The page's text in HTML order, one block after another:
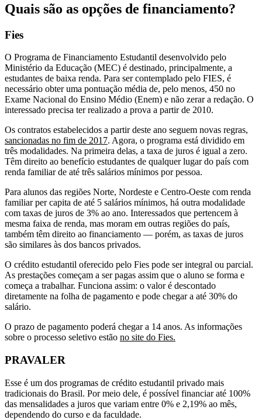
Quais são as opções de financiamento?
Fies
O Programa de Financiamento Estudantil desenvolvido pelo
Ministério da Educação (MEC) é destinado, principalmente, a
estudantes de baixa renda. Para ser contemplado pelo FIES, é
necessário obter uma pontuação média de, pelo menos, 450 no
Exame Nacional do Ensino Médio (Enem) e não zerar a redação. O
interessado precisa ter realizado a prova a partir de 2010.
Os contratos estabelecidos a partir deste ano seguem novas regras,
sancionadas no fim de 2017. Agora, o programa está dividido em
três modalidades. Na primeira delas, a taxa de juros é igual a zero.
Têm direito ao benefício estudantes de qualquer lugar do país com
renda familiar de até três salários mínimos por pessoa.
Para alunos das regiões Norte, Nordeste e Centro-Oeste com renda
familiar per capita de até 5 salários mínimos, há outra modalidade
com taxas de juros de 3% ao ano. Interessados que pertencem à
mesma faixa de renda, mas moram em outras regiões do país,
também têm direito ao financiamento — porém, as taxas de juros
são similares às dos bancos privados.
O crédito estudantil oferecido pelo Fies pode ser integral ou parcial.
As prestações começam a ser pagas assim que o aluno se forma e
começa a trabalhar. Funciona assim: o valor é descontado
diretamente na folha de pagamento e pode chegar a até 30% do
salário.
O prazo de pagamento poderá chegar a 14 anos. As informações
sobre o processo seletivo estão no site do Fies.
PRAVALER
Esse é um dos programas de crédito estudantil privado mais
tradicionais do Brasil. Por meio dele, é possível financiar até 100%
das mensalidades a juros que variam entre 0% e 2,19% ao mês,
dependendo do curso e da faculdade.